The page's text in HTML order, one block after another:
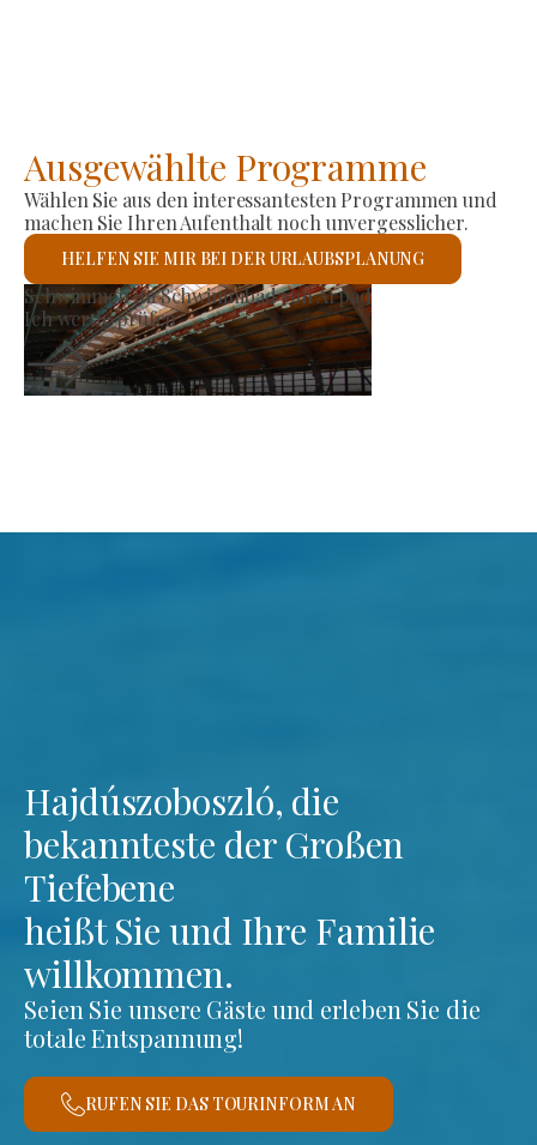
Ausgewählte Programme
Wählen Sie aus den interessantesten Programmen und
machen Sie Ihren Aufenthalt noch unvergesslicher.
HELFEN SIE MIR BEI DER URLAUBSPLANUNG
Römisch-katholische
Ich werde prüfen
Hajdúszoboszló, die
bekannteste der Großen
Tiefebene
heißt Sie und Ihre Familie
willkommen.
Seien Sie unsere Gäste und erleben Sie die
totale Entspannung!
RUFEN SIE DAS TOURINFORM AN